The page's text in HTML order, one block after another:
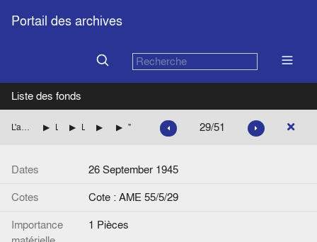
Portail des archives
Liste des fonds
L'action de Jean Monnet pendant la Seconde guerre mondiale L'élaboration du programme pour 1946
29/51
Dates
26 September 1945
Cotes
Cote : AME 55/5/29
Importance
1 Pièces